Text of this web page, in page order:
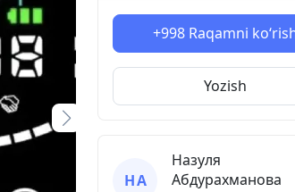
+998 Raqamni
Yozish
Н А
Назуля
Абдурахманова